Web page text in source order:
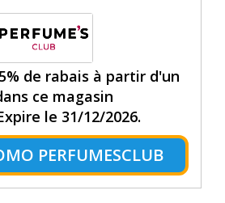
de rabais à partir d'un
ce magasin
le 31/12/2026.
PERFUMESCLUB